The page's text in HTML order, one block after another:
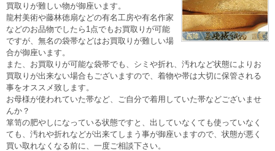
買取りが難しい物が御座います。
龍村美術や藤林徳扇などの有名工房や有名作家
などのお品物でしたら1点でもお買取りが可能
ですが、無名の袋帯などはお買取りが難しい場
合が御座います。
また、お買取りが可能な袋帯でも、シミや折れ、汚れなど状態によりお
買取りが出来ない場合もございますので、着物や帯は大切に保管される
事をオススメ致します。
お母様が使われていた帯など、ご自分で着用していた帯などございませ
んか？
箪笥の肥やしになっている状態ですと、出していなくても使っていなく
ても、汚れや折れなどが出来てしまう事が御座いますので、状態が悪く
買い取れなくなる前に、一度ご相談下さい。